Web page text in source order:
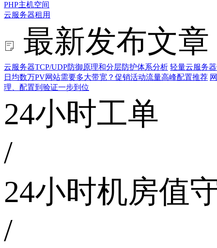
PHP主机空间
云服务器租用
最新发布文章
云服务器TCP/UDP防御原理和分层防护体系分析 轻量云服务
日均数万PV网站需要多大带宽？促销活动流量高峰配置推荐
理、配置到验证一步到位
24小时工单
/
24小时机房值
/